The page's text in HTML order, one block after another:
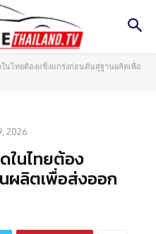
นไทยต้องแข็งแกร่งก่อนดันสู่ฐานผลิตเพื่อ
2026
ในไทยต้อง
ผลิตเพื่อส่งออก